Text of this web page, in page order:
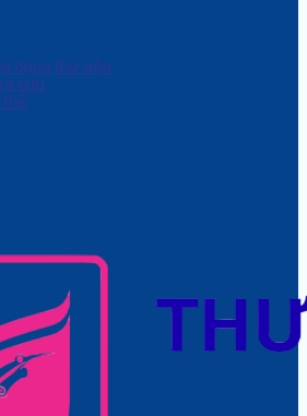
dụng thư viện
cứu